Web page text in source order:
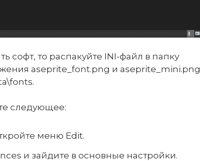
софт, то распакуйте INI-файл в папку
aseprite_font.png и aseprite_mini.png
следующее:
меню Edit.
и зайдите в основные настройки.